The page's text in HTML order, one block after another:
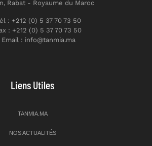
Rabat - Royaume du Maroc
: +212 (0) 5 37 70 73 50
: +212 (0) 5 37 70 73 50
Email : info@tanmia.ma
Liens Utiles
TANMIA.MA
NOS ACTUALITÉS